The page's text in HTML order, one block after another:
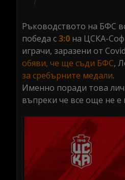
Ръководството на БФС
победа с3:0 на ЦСКА-
играчи, заразени от
обяви, че ще съди БФС,
за сребърните медали.
Именно поради това
въпреки че все още не е